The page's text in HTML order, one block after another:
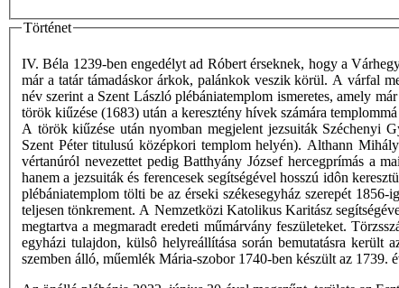
Történet
IV. Béla 1239-ben engedélyt ad Róbert érseknek, hogy a
már a tatár támadáskor árkok, palánkok veszik körül. A várfal
név szerint a Szent László plébániatemplom ismeretes, amely
török kiűzése (1683) után a keresztény hívek számára
A török kiűzése után nyomban megjelent jezsuiták Széchenyi
Szent Péter titulusú középkori templom helyén). Althann
vértanúról nevezettet pedig Batthyány József hercegprímás a
hanem a jezsuiták és ferencesek segítségével hosszú idôn
plébániatemplom tölti be az érseki székesegyház szerepét
teljesen tönkrement. A Nemzetközi Katolikus Karitász
megtartva a megmaradt eredeti műmárvány feszületeket.
egyházi tulajdon, külsô helyreállítása során bemutatásra került
szemben álló, műemlék Mária-szobor 1740-ben készült az 1739.